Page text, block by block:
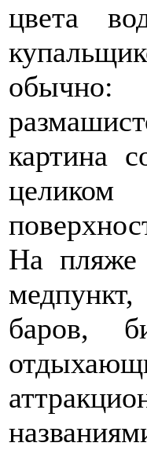
цвета
обычно:
картина
На пляже
баров,